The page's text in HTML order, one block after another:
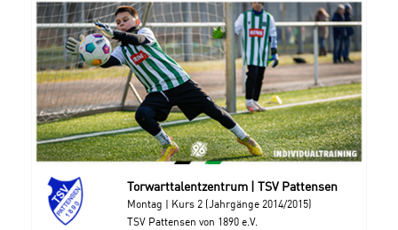
Torwarttalentzentrum | TSV Pattensen
Montag | Kurs 2 (Jahrgänge 2014/2015)
TSV Pattensen von 1890 e.V.